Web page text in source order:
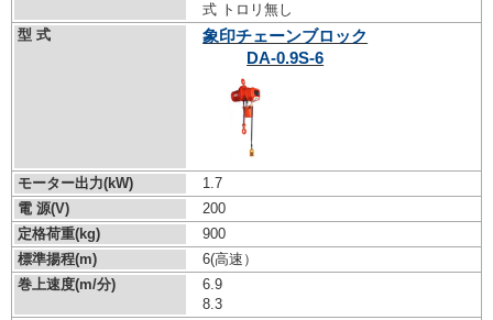
式 トロリ無し
型 式
象印チェーンブロック
DA-0.9S-6
モーター出力(kW)
1.7
電 源(V)
200
定格荷重(kg)
900
標準揚程(m)
6(高速）
巻上速度(m/分)
6.9
8.3